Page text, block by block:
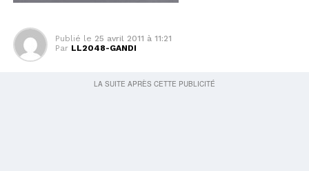
Publié le 25 avril 2011 à 11:21
Par LL2048-GANDI